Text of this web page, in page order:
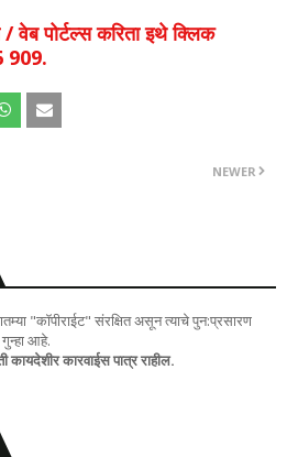
वेब पोर्टल्स करिता इथे क्लिक
909.
NEWER
"कॉपीराईट" संरक्षित असून त्याचे पुन:प्रसारण
आहे.
कारवाईस पात्र राहील.